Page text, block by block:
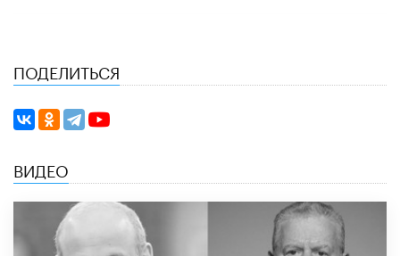
ПОДЕЛИТЬСЯ
ВИДЕО